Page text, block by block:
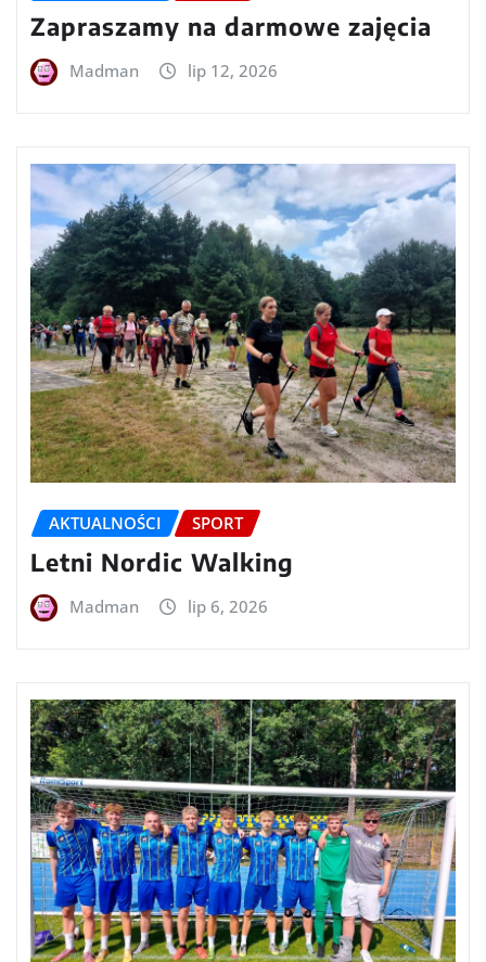
Zapraszamy na darmowe zajęcia
Madman lip 12, 2026
AKTUALNOŚCI SPORT
Letni Nordic Walking
Madman lip 6, 2026